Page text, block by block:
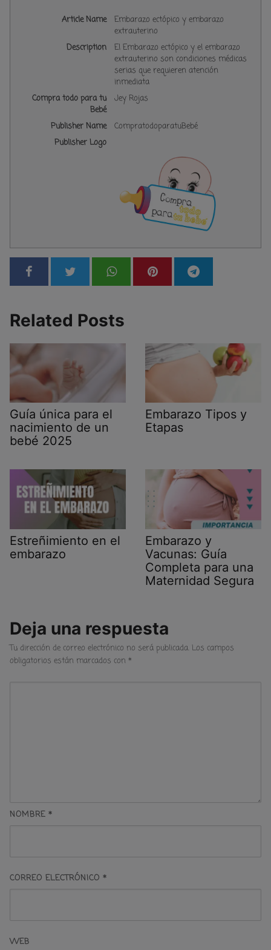
Article Name
Embarazo ectópico y embarazo
extrauterino
Description
El Embarazo ectópico y el embarazo
extrauterino son condiciones médicas
serias que requieren atención
inmediata
Compra todo para tu
Bebé
Jey Rojas
Publisher Name
CompratodoparatuBebé
Publisher Logo
Related Posts
Guía única para el
nacimiento de un
bebé 2025
Embarazo Tipos y
Etapas
Estreñimiento en el
embarazo
Embarazo y
Vacunas: Guía
Completa para una
Maternidad Segura
Deja una respuesta
Tu dirección de correo electrónico no será publicada. Los campos
obligatorios están marcados con *
NOMBRE *
CORREO ELECTRÓNICO *
WEB